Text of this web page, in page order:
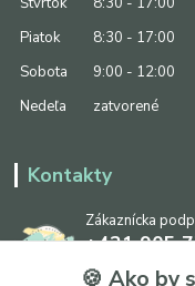
Piatok
8:30 - 17:00
Sobota
9:00 - 12:00
Nedeľa
zatvorené
Kontakty
Zákaznícka
+421 905
(Po-Pia, 8:30 -
🍪 Ako by